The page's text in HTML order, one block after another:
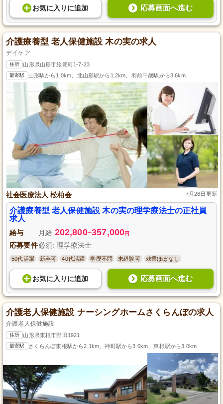
お気に入り に追加 応募画面へ進む
介護療養型 老人保健施設 木の実の求人
デイケア
住所 山形県山形市旅篭町1-7-23
最寄駅 山形駅から1.0km、北山形駅から1.2km、羽前千歳駅から3.6km
社会医療法人 松柏会 7月28日更新
介護療養型 老人保健施設 木の実の理学療法士の正社員
求人
給与 月給 202,800~357,000円
応募要件必須: 理学療法士
50代活躍 新卒可 40代活躍 学歴不問 未経験可 残業ほぼなし
お気に入り に追加 応募画面へ進む
介護老人保健施設 ナーシングホームさくらんぼの求人
介護老人保健施設
住所 山形県東根市野田1921
最寄駅 さくらんぼ東根駅から2.1km、神町駅から3.0km、東根駅から3.0km